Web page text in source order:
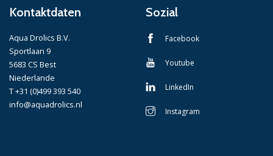
Kontaktdaten
Aqua Drolics B.V.
Sportlaan 9
5683 CS Best
Niederlande
T +31 (0)499 393 540
info@aquadrolics.nl
Sozial
Facebook
Youtube
LinkedIn
Instagram